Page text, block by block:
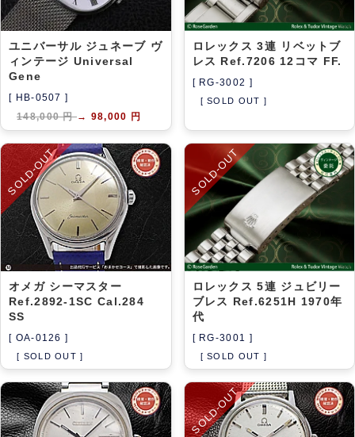
ユニバーサル ジュネーブ ヴ
ィンテージ Universal
Gene
[ HB-0507 ]
148,000 円→ 98,000 円
ロレックス 3連 リベットブ
レス Ref.7206 12コマ FF.
[ RG-3002 ]
[ SOLD OUT ]
SOLD-OUT
オメガ シーマスター
Ref.2892-1SC Cal.284
SS
[ OA-0126 ]
[ SOLD OUT ]
SOLD-OUT
ロレックス 5連 ジュビリー
ブレス Ref.6251H 1970年
代
[ RG-3001 ]
[ SOLD OUT ]
SOLD-OUT